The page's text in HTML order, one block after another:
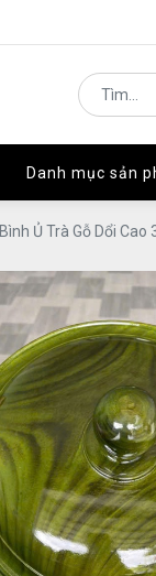
Danh mục sản
Danh mục sản
Bình Ủ Trà Gỗ Dổi